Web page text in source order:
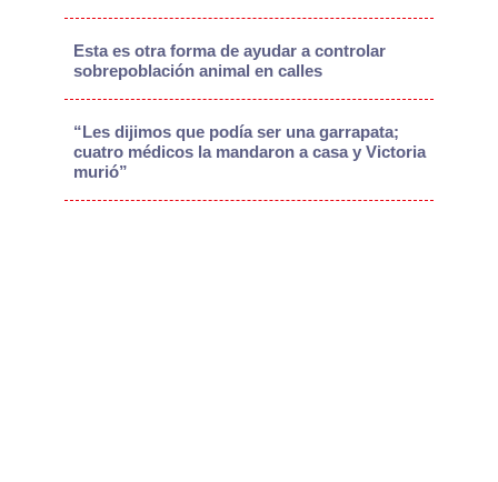
Esta es otra forma de ayudar a controlar
sobrepoblación animal en calles
“Les dijimos que podía ser una garrapata;
cuatro médicos la mandaron a casa y Victoria
murió”